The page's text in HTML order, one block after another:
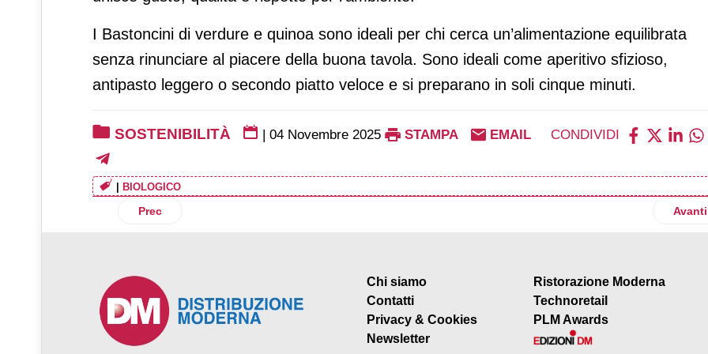
I Bastoncini di verdure e quinoa sono ideali per chi cerca un’alimentazione equilibrata
senza rinunciare al piacere della buona tavola. Sono ideali come aperitivo sfizioso,
antipasto leggero o secondo piatto veloce e si preparano in soli cinque minuti.
SOSTENIBILITÀ | 04 Novembre 2025 STAMPA EMAIL CONDIVIDI
BIOLOGICO
Articolo precedente: Centrale del Latte di Roma e Policlinico Gemelli promuovono il latte come gesto di
Prec Avanti
Chi siamo
Contatti
Privacy & Cookies
Newsletter
Ristorazione Moderna
Technoretail
PLM Awards